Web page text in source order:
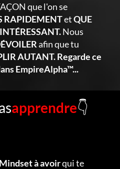
que l'on se
RAPIDEMENTetQUE
Nous
afin que tu
AUTANT. Regarde ce
EmpireAlpha™...
apprendre👇
à avoirqui te